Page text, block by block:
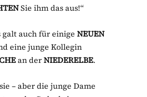
Sie ihm das aus!“
auch für einige NEUEN
eine junge Kollegin
an derNIEDERELBE.
– aber die junge Dame